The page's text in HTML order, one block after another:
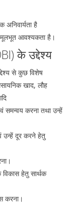
अनिवार्यता है
मूलभूत आवश्यकता है।
के उद्देश्य
से कुछ विशेष
खाद, लौह
समन्वय करना तथा उन्हें
उन्हें दूर करने हेतु
विकास हेतु सार्थक
करना।